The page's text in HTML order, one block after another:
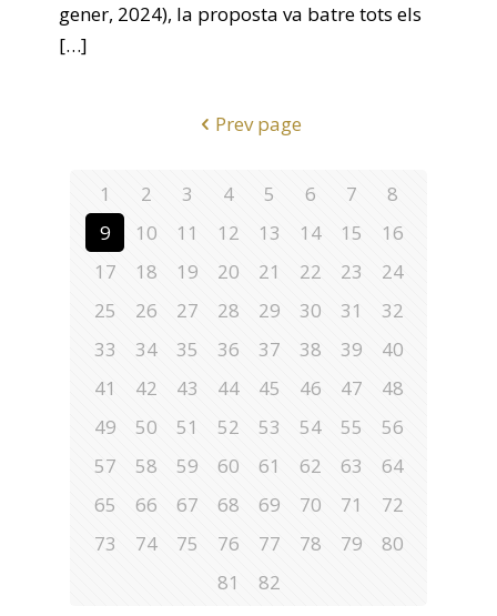
gener, 2024), la proposta va batre tots els
[…]
Prev page
1 2 3 4 5 6 7
8
9
10 11 12 13 14 15
16
17
18 19 20 21 22 23
24
25
26 27 28 29 30 31
32
33
34 35 36 37 38 39
40
41
42 43 44 45 46 47
48
49
50 51 52 53 54 55
56
57
58 59 60 61 62 63
64
65
66 67 68 69 70 71
72
73
74 75 76 77 78 79
80
81
82